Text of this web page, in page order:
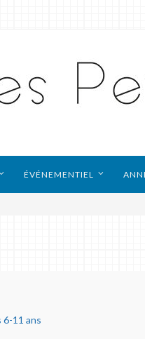
ÉVÉNEMENTIEL
6-11 ans